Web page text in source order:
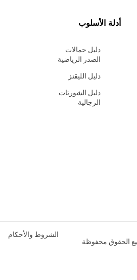
أدلة الأسلوب
دليل حمالات
الصدر الرياضية
دليل الليقنز
دليل الشورتات
الرجالية
الشروط والأحكام